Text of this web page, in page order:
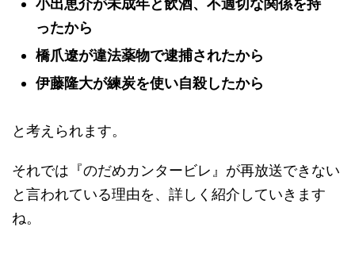
小出恵介が未成年と飲酒、不適切な関係を持
ったから
橋爪遼が違法薬物で逮捕されたから
伊藤隆大が練炭を使い自殺したから
と考えられます。
それでは『のだめカンタービレ』が再放送できない
と言われている理由を、詳しく紹介していきます
ね。